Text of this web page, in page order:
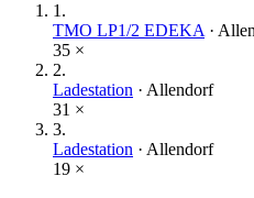
1 .
TMO LP1/2 EDEKA ·
35 ×
2.
Ladestation · Allendorf
31 ×
3.
Ladestation · Allendorf
19 ×